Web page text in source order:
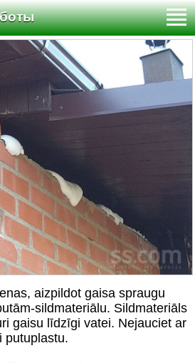
aizpildot gaisa spraugu
sildmateriālu. Sildmateriāls
gaisu līdzīgi vatei. Nejauciet ar
putuplastu.